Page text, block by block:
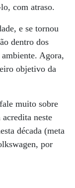
com atraso.
e se tornou
dentro dos
Agora,
objetivo da
muito sobre
neste
década (meta
por